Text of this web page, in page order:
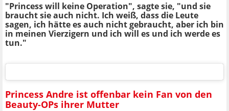
"Princess will keine Operation", sagte sie, "und sie
braucht sie auch nicht. Ich weiß, dass die Leute
sagen, ich hätte es auch nicht gebraucht, aber ich bin
in meinen Vierzigern und ich will es und ich werde es
tun."
Princess Andre ist offenbar kein Fan von den
Beauty-OPs ihrer Mutter